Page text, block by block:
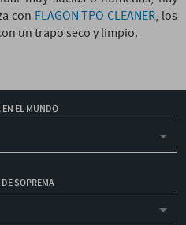
con FLAGON TPO CLEANER, los
un trapo seco y limpio.
EN EL MUNDO
SOPREMA